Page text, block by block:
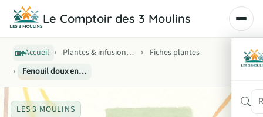
Le Comptoir des 3 Moulins
🏡Accueil › Plantes & infusions bien-être ›
Fiches plantes
›
Fenouil doux en infusion : dosage optimal et formats pour une digestion améliorée après repas copieux
LES 3 MOULINS